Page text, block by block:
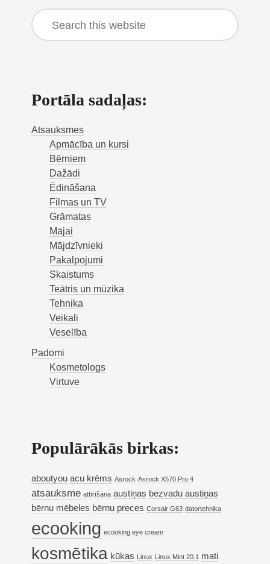
Search
this
website
Portāla sadaļas:
Atsauksmes
Apmācība un kursi
Bērniem
Dažādi
Ēdināšana
Filmas un TV
Grāmatas
Mājai
Mājdzīvnieki
Pakalpojumi
Skaistums
Teātris un mūzika
Tehnika
Veikali
Veselība
Padomi
Kosmetologs
Virtuve
Populārākās birkas:
aboutyou acu krēms Asrock Asrock X570 Pro 4
atsauksme attīrīšana austiņas bezvadu austiņas
bērnu mēbeles bērnu preces Corsair G63 datortehnika
ecooking ecooking eye cream
kosmētika kūkas Linux Linux Mint 20.1
mati